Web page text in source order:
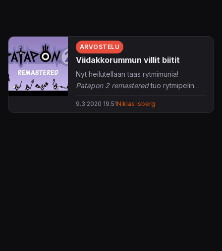
ARVOSTELU
Viidakkorummun villit biitit
Nyt heilutellaan taas rytmimunia!
Patapon 2 remasteredtuo rytmipelin
9.3.2020 19.51Niklas Isberg